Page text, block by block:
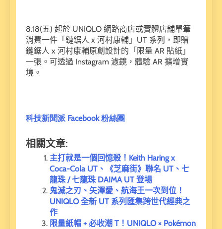
8.18(五) 起於 UNIQLO 網路商店或實體店舖單筆
消費一件「鏈鋸人 x 河村康輔」UT 系列，即贈
鏈鋸人 x 河村康輔原創設計的「限量 AR 貼紙」
一張。可透過 Instagram 濾鏡，體驗 AR 擴增實
境。
科技新聞派 Facebook 粉絲團
相關文章:
主打就是一個回憶殺！Keith Haring x
Coca-Cola UT、《芝麻街》聯名 UT、七
龍珠 / 七龍珠 DAIMA UT 登場
鬼滅之刃、矢澤愛、航海王一次到位！
UNIQLO 全新 UT 系列匯集跨世代經典之
作
限量紙帽 + 必收潮 T！UNIQLO × Pokémon